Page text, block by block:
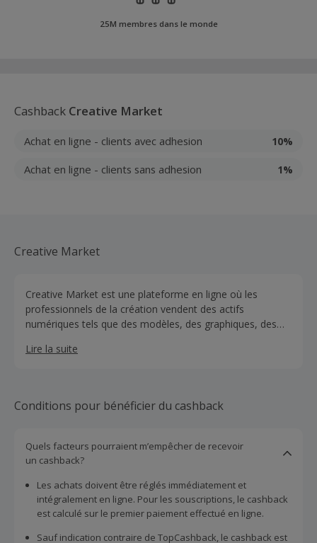
25M membres dans le monde
Cashback Creative Market
Achat en ligne - clients avec adhesion 10%
Achat en ligne - clients sans adhesion 1%
Creative Market
Creative Market est une plateforme en ligne où les
professionnels de la création vendent des actifs
numériques tels que des modèles, des graphiques, des
projets de conception dans le monde entier.
Lire la suite
Conditions pour bénéficier du cashback
Quels facteurs pourraient m’empêcher de recevoir
un cashback?
Les achats doivent être réglés immédiatement et
intégralement en ligne. Pour les souscriptions, le cashback
est calculé sur le premier paiement effectué en ligne.
Sauf indication contraire de TopCashback, le cashback est